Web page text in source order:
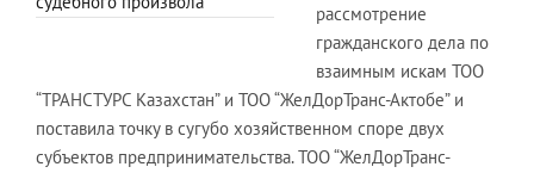
рассмотрение
гражданского дела по
взаимным искам ТОО
“ТРАНСТУРС Казахстан” и ТОО “ЖелДорТранс-Актобе” и
поставила точку в сугубо хозяйственном споре двух
субъектов предпринимательства. ТОО “ЖелДорТранс-